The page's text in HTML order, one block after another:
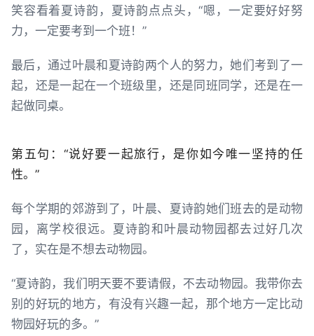
笑容看着夏诗韵，夏诗韵点点头，“嗯，一定要好好努
力，一定要考到一个班！”
最后，通过叶晨和夏诗韵两个人的努力，她们考到了一
起，还是一起在一个班级里，还是同班同学，还是在一
起做同桌。
第五句：“说好要一起旅行，是你如今唯一坚持的任
性。”
每个学期的郊游到了，叶晨、夏诗韵她们班去的是动物
园，离学校很远。夏诗韵和叶晨动物园都去过好几次
了，实在是不想去动物园。
“夏诗韵，我们明天要不要请假，不去动物园。我带你去
别的好玩的地方，有没有兴趣一起，那个地方一定比动
物园好玩的多。”